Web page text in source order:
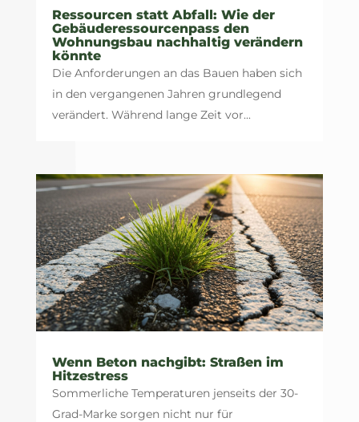
Ressourcen statt Abfall: Wie der
Gebäuderessourcenpass den
Wohnungsbau nachhaltig verändern
könnte
Die Anforderungen an das Bauen haben sich
in den vergangenen Jahren grundlegend
verändert. Während lange Zeit vor...
Wenn Beton nachgibt: Straßen im
Hitzestress
Sommerliche Temperaturen jenseits der 30-
Grad-Marke sorgen nicht nur für